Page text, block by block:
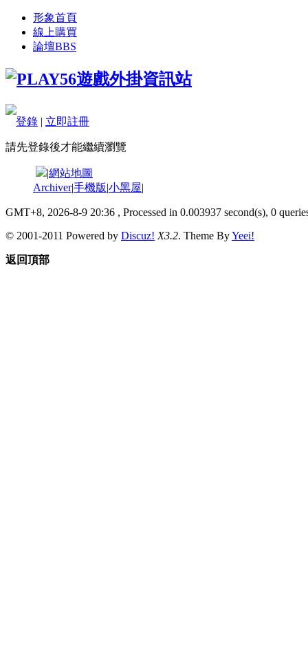
形象首頁
線上購買
論壇BBS
登錄 | 立即註冊
請先登錄後才能繼續瀏覽
|網站地圖
Archiver|手機版|小黑屋|
GMT+8, 2026-8-9 20:36 , Processed in 0.003937 second(s), 0
© 2001-2011 Powered by Discuz! X3.2. Theme ByYeei!
返回頂部